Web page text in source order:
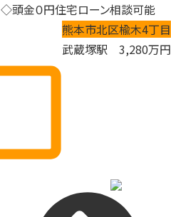
◇頭金０円住宅ローン相談可能
熊本市北区楡木4丁目
武蔵塚駅
3,280万円